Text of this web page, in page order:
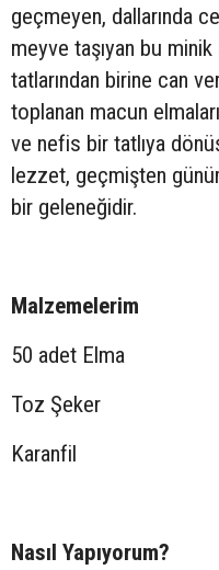
geçmeyen, dallarında
meyve taşıyan bu minik
tatlarından birine can
toplanan macun
ve nefis bir tatlıya
lezzet, geçmişten
bir geleneğidir.
Malzemelerim
50 adet Elma
Toz Şeker
Karanfil
Nasıl Yapıyorum?